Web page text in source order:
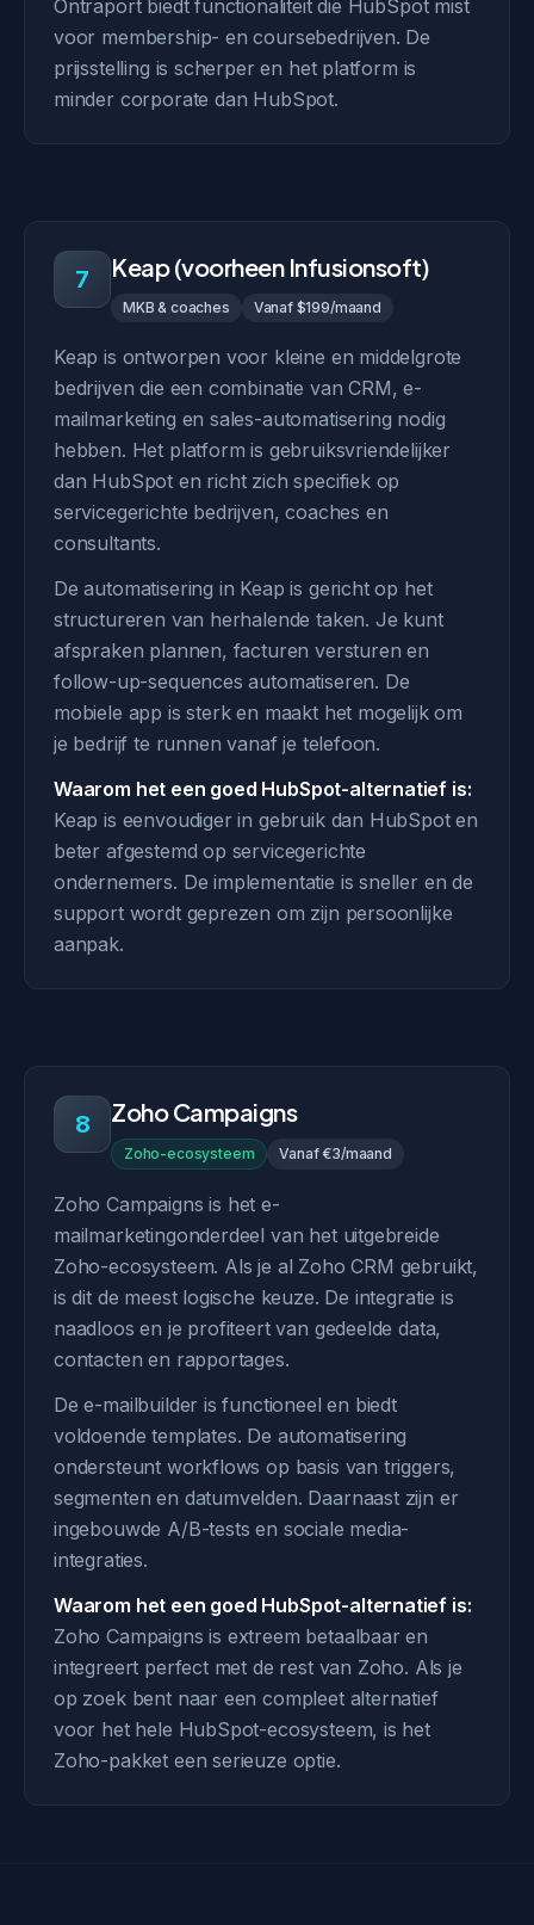
Ontraport biedt functionaliteit die HubSpot mist
voor membership- en coursebedrijven. De
prijsstelling is scherper en het platform is
minder corporate dan HubSpot.
7 Keap (voorheen Infusionsoft)
MKB & coaches Vanaf $199/maand
Keap is ontworpen voor kleine en middelgrote
bedrijven die een combinatie van CRM, e-
mailmarketing en sales-automatisering nodig
hebben. Het platform is gebruiksvriendelijker
dan HubSpot en richt zich specifiek op
servicegerichte bedrijven, coaches en
consultants.
De automatisering in Keap is gericht op het
structureren van herhalende taken. Je kunt
afspraken plannen, facturen versturen en
follow-up-sequences automatiseren. De
mobiele app is sterk en maakt het mogelijk om
je bedrijf te runnen vanaf je telefoon.
Waarom het een goed HubSpot-alternatief is:
Keap is eenvoudiger in gebruik dan HubSpot en
beter afgestemd op servicegerichte
ondernemers. De implementatie is sneller en de
support wordt geprezen om zijn persoonlijke
aanpak.
8 Zoho Campaigns
Zoho-ecosysteem Vanaf €3/maand
Zoho Campaigns is het e-
mailmarketingonderdeel van het uitgebreide
Zoho-ecosysteem. Als je al Zoho CRM gebruikt,
is dit de meest logische keuze. De integratie is
naadloos en je profiteert van gedeelde data,
contacten en rapportages.
De e-mailbuilder is functioneel en biedt
voldoende templates. De automatisering
ondersteunt workflows op basis van triggers,
segmenten en datumvelden. Daarnaast zijn er
ingebouwde A/B-tests en sociale media-
integraties.
Waarom het een goed HubSpot-alternatief is:
Zoho Campaigns is extreem betaalbaar en
integreert perfect met de rest van Zoho. Als je
op zoek bent naar een compleet alternatief
voor het hele HubSpot-ecosysteem, is het
Zoho-pakket een serieuze optie.